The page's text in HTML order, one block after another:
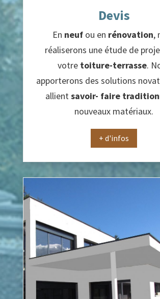
Devis
En neufou en rénovation,
réaliserons une étude de
votre toiture-terrasse.
apporterons des solutions
allientsavoir- faire
nouveaux matériaux.
+ d'infos